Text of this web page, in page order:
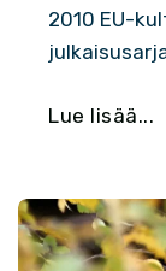
2010 EU-
Lue lisää...